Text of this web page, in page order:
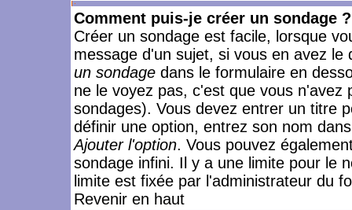
Comment puis-je créer un sondage ?
Créer un sondage est facile, lorsque
message d'un sujet, si vous en avez
un sondage dans le formulaire en
ne le voyez pas, c'est que vous
sondages). Vous devez entrer un titre
définir une option, entrez son nom
Ajouter l'option. Vous pouvez
sondage infini. Il y a une limite pour le
limite est fixée par l'administrateur du
Revenir en haut